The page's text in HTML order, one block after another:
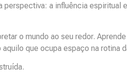
a influência espiritual
o mundo ao seu redor.
que ocupa espaço na rotina